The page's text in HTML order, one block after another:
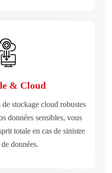
& Cloud
stockage cloud robustes
données sensibles, vous
totale en cas de sinistre
données.
& Cloud
stockage cloud robustes
données sensibles, vous
données.
PLUS